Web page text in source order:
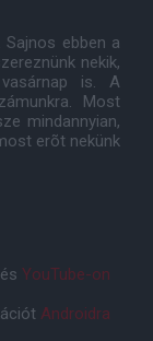
ebben a
nekik,
is. A
Most
mindannyian,
erõt nekünk
és YouTube-on
Androidra